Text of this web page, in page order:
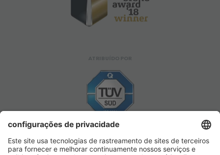
APROVADO POR